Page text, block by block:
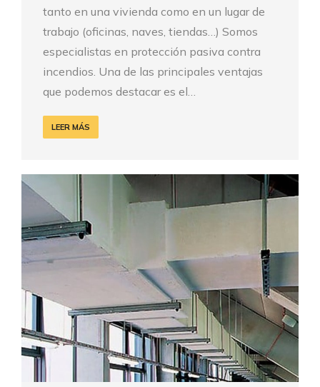
tanto en una vivienda como en un lugar de
trabajo (oficinas, naves, tiendas…) Somos
especialistas en protección pasiva contra
incendios. Una de las principales ventajas
que podemos destacar es el…
LEER MÁS